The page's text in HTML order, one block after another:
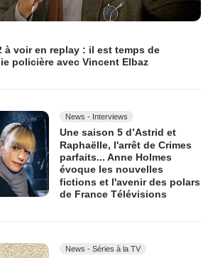
à voir en replay : il est temps de
policière avec Vincent Elbaz
News - Interviews
Une saison 5 d’Astrid et
Raphaëlle, l'arrêt de Crimes
parfaits... Anne Holmes
évoque les nouvelles
fictions et l'avenir des polars
de France Télévisions
News - Séries à la TV